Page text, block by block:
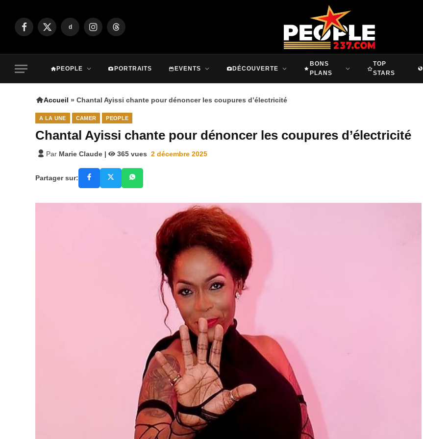
Facebook
X
d
InstagramThreads
PEOPLE PORTRAITS EVENTS DÉCOUVERTE
BONS
PLANS
TOP
STARS
Accueil » Chantal Ayissi chante pour dénoncer les coupures d’électricité
A LA UNE CAMER PEOPLE
Chantal Ayissi chante pour dénoncer les coupures d’électricité
Par Marie Claude | 365 vues 2 décembre 2025
Partager sur: